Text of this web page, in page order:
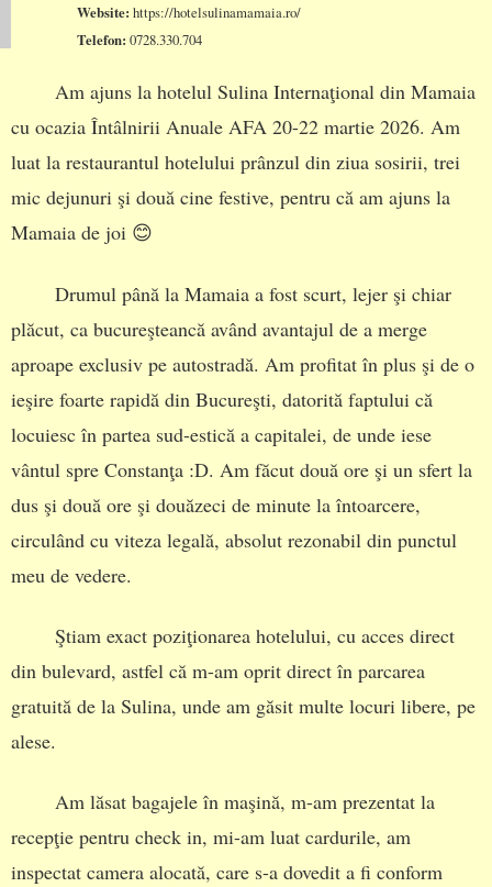
Website: https://hotelsulinamamaia.ro/
Telefon: 0728.330.704
Am ajuns la hotelul Sulina Internaţional din Mamaia
cu ocazia Întâlnirii Anuale AFA 20-22 martie 2026. Am
luat la restaurantul hotelului prânzul din ziua sosirii, trei
mic dejunuri şi două cine festive, pentru că am ajuns la
Mamaia de joi 😊
Drumul până la Mamaia a fost scurt, lejer şi chiar
plăcut, ca bucureşteancă având avantajul de a merge
aproape exclusiv pe autostradă. Am profitat în plus şi de o
ieşire foarte rapidă din Bucureşti, datorită faptului că
locuiesc în partea sud-estică a capitalei, de unde iese
vântul spre Constanţa :D. Am făcut două ore şi un sfert la
dus şi două ore şi douăzeci de minute la întoarcere,
circulând cu viteza legală, absolut rezonabil din punctul
meu de vedere.
Ştiam exact poziţionarea hotelului, cu acces direct
din bulevard, astfel că m-am oprit direct în parcarea
gratuită de la Sulina, unde am găsit multe locuri libere, pe
alese.
Am lăsat bagajele în maşină, m-am prezentat la
recepţie pentru check in, mi-am luat cardurile, am
inspectat camera alocată, care s-a dovedit a fi conform